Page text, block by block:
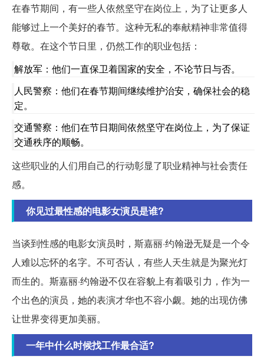
在春节期间，有一些人依然坚守在岗位上，为了让更多人
能够过上一个美好的春节。这种无私的奉献精神非常值得
尊敬。在这个节日里，仍然工作的职业包括：
解放军：他们一直保卫着国家的安全，不论节日与否。
人民警察：他们在春节期间继续维护治安，确保社会的稳
定。
交通警察：他们在节日期间依然坚守在岗位上，为了保证
交通秩序的顺畅。
这些职业的人们用自己的行动彰显了职业精神与社会责任
感。
你见过最性感的电影女演员是谁?
当谈到性感的电影女演员时，斯嘉丽·约翰逊无疑是一个令
人难以忘怀的名字。不可否认，有些人天生就是为聚光灯
而生的。斯嘉丽·约翰逊不仅在容貌上有着吸引力，作为一
个出色的演员，她的表演才华也不容小觑。她的出现仿佛
让世界变得更加美丽。
一年中什么时候找工作最合适?